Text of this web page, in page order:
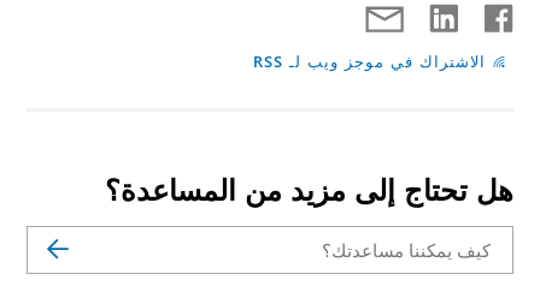
الاشتراك في موجز ويب لـ RSS
هل تحتاج إلى مزيد من المساعدة؟